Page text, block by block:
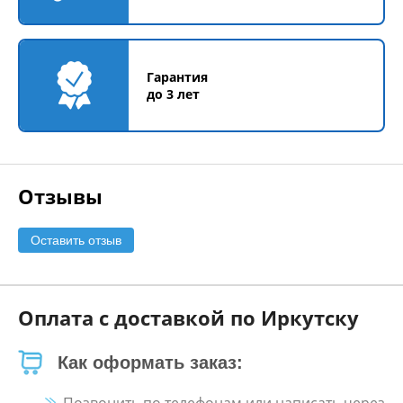
Гарантия
до 3 лет
Отзывы
Оставить отзыв
Оплата с доставкой по Иркутску
Как оформать заказ: